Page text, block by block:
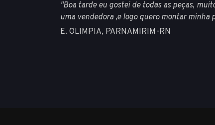
"Boa tarde eu gostei de todas as peças,
uma vendedora ,e logo quero montar minha
E. OLIMPIA, PARNAMIRIM-RN